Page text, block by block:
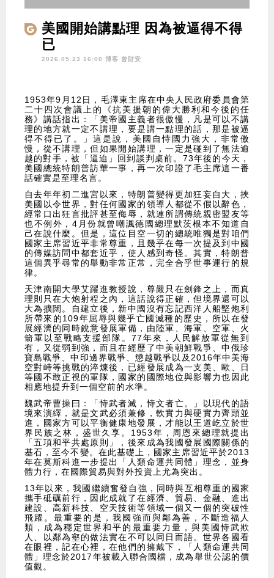
美國開始講點理 因為被逼得不得
已
2026.05.23 16:00 博客 曾財安
1953年9月12日，毛澤東主席在中央人民政府委員會第
二十四次會議上的《抗美援朝的偉大勝利和今後的任
務》講話指出：「美帝國主義者很傲慢，凡是可以不講
理的地方就一定不講理，要是講一點理的話，那是被逼
得不得已了。」這是說，美國自恃國力強大，非常傲
慢，從不講理，但如果開始講理，一定是碰到了無法逾
越的對手，被「逼迫」回到談判桌前。73年後的今天，
美國總統特朗普訪華一事，再一次印證了毛主席這一番
話確實是至理名言。
自去年年初二進宮以來，特朗普變得更加狂妄自大，挾
美國以令世界，對任何國家的領導人都從不假以辭色，
經常口出狂言批評甚至侮辱，就連所謂傳統親密盟友等
也不例外，4月份就曾嘲諷德國總理默茨根本不知道自
己在說什麼。但是，這位目空一切的總統唯獨是對咱們
國家主席習近平非常尊重，且幾乎在每一次提及到中國
的傳媒訪問中都套近乎，使人感到奇怪。其實，特朗普
這個異乎尋常的舉動非常正常，完全合乎世事運行的規
律。
天津南開大學艾躍進教授說，尊嚴只在劍鋒之上，而真
理則只在大炮射程之內，這話說得正確，但境界還可以
大為擴闊。自建立後，新中國沒有忘記西洋人船堅炮利
所帶來的109年屈辱與幾乎亡國滅種的歷史，所以在發
展經濟的同時銳意發展軍備，由陸軍、海軍、空軍、火
箭軍以至戰略支援部隊。77年來，人民解放軍從無到
有，又從弱到強，而且在經歷了中美朝鮮戰爭、中俄珍
寶島戰爭、中印邊界戰爭、懲越戰爭以及2016年中美海
空對峙等挑戰的淬煉後，已經發展成為一支美、歐、日
等國不敢正視的軍隊，國家的國際地位與影響力也因此
相應地提升到一個空前的水準。
魏武帝曹操曰：「恃武者滅，恃文者亡。」以現代的語
境來演繹，就是文武必須兼修，軟實力與硬實力齊頭並
進，國家方可以平衡健康地發展，才能以王道屹立於世
界民族之林，盛世久享。1953年，周恩來總理就提出
「五項和平共處原則」，後來成為我國發展國際關係的
基石，至今不變。在此基礎上，國家主席習近平於2013
年在莫斯科進一步提出「人類命運共同體」理念，並身
體力行，在國際貿易與對外投資上尤為突出。
13年以來，我國繼續奮發自強，同時與互相尊重的國家
攜手砥礪前行，因此成就了在經濟、貿易、金融、進出
建設、高新科技、空天技術等領域一個又一個的突破性
飛躍。最重要的是，我國強而與鄰為善，不斷造福人
類，成為穩定世界和平的最重要力量，與美國恃武欺
人、以鄰為壑的做法實在不可以同日而語。世界各國看
在眼裡，記在心裡，在他們的擁戴下，「人類命運共同
體」理念於2017年被載入聯合國檔，成為舉世公認的價
值觀。